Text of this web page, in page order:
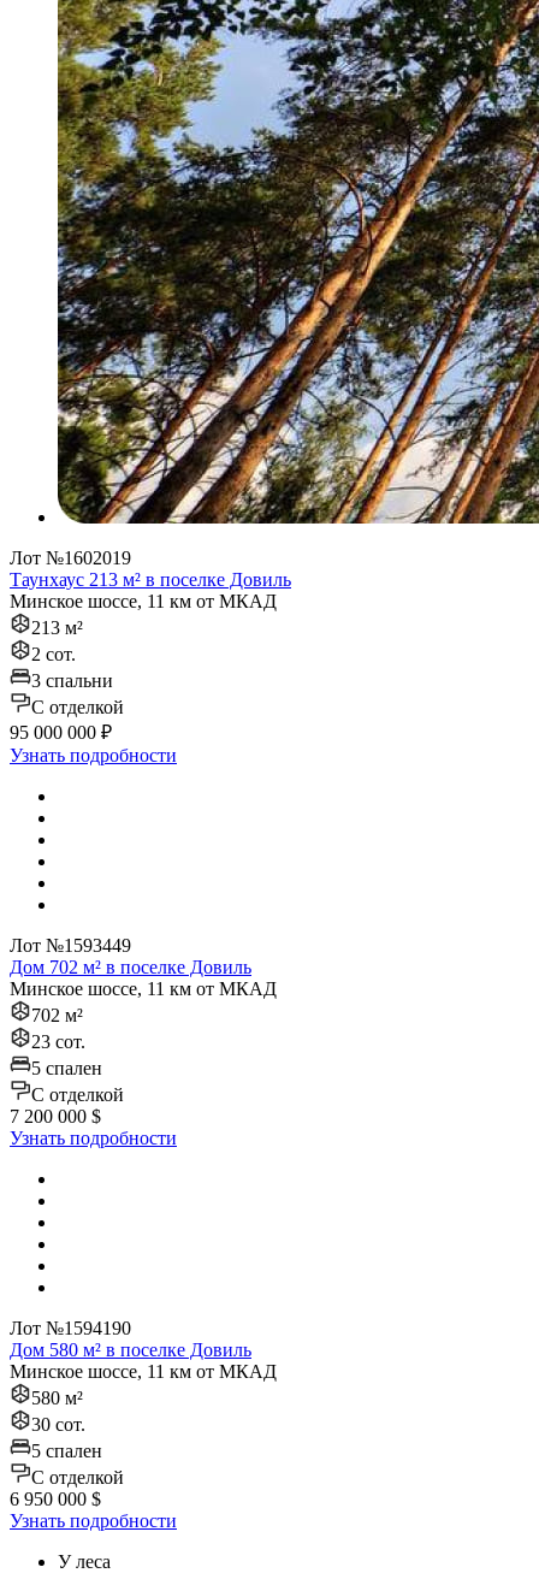
Лот №1602019
Таунхаус 213 м² в поселке Довиль
Минское шоссе, 11 км от МКАД
213 м²
2 сот.
3 спальни
C отделкой
95 000 000 ₽
Узнать подробности
Лот №1593449
Дом 702 м² в поселке Довиль
Минское шоссе, 11 км от МКАД
702 м²
23 сот.
5 спален
C отделкой
7 200 000 $
Узнать подробности
Лот №1594190
Дом 580 м² в поселке Довиль
Минское шоссе, 11 км от МКАД
580 м²
30 сот.
5 спален
C отделкой
6 950 000 $
Узнать подробности
У леса